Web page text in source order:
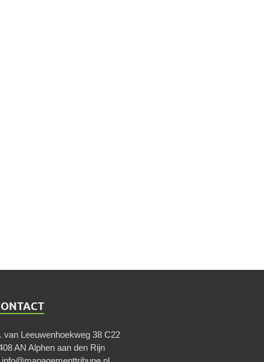
van Leeuwenhoekweg 38 C22
AN Alphen aan den Rijn